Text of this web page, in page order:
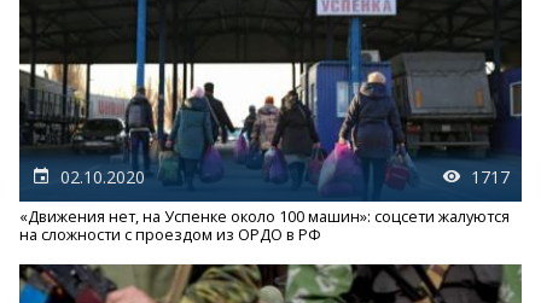
02.10.2020 1717
«Движения нет, на Успенке около 100 машин»: соцсети жалуются
на сложности с проездом из ОРДО в РФ